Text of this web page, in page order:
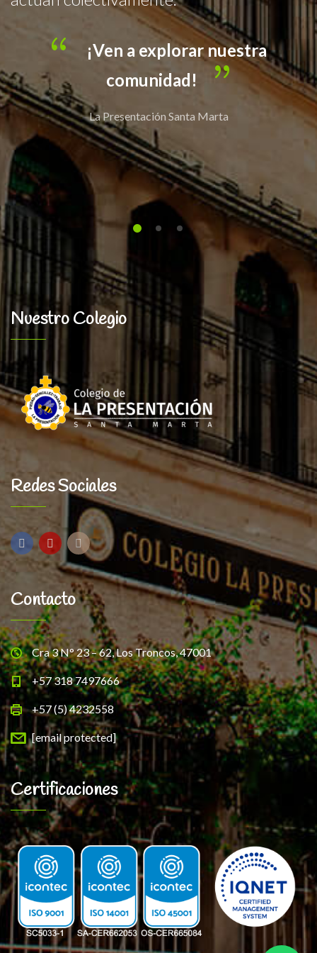
profundización en inglés y francés.
¡Ven a explorar nuestra
comunidad!
La Presentación Santa Marta
Nuestro Colegio
Redes Sociales
Contacto
Cra 3 N° 23 – 62, Los Troncos, 47001
+57 318 7497666
+57 (5) 4232558
[email protected]
Certificaciones